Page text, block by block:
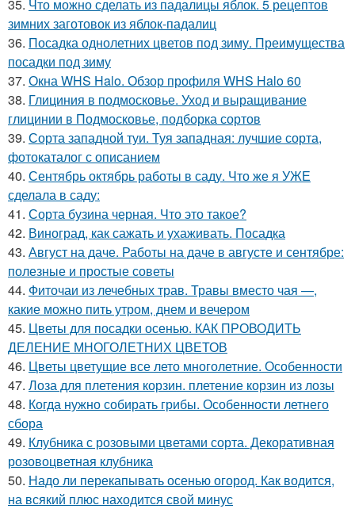
35. Что можно сделать из падалицы яблок. 5 рецептов
зимних заготовок из яблок-падалиц
36. Посадка однолетних цветов под зиму. Преимущества
посадки под зиму
37. Окна WHS Halo. Обзор профиля WHS Halo 60
38. Глициния в подмосковье. Уход и выращивание
глицинии в Подмосковье, подборка сортов
39. Сорта западной туи. Туя западная: лучшие сорта,
фотокаталог с описанием
40. Сентябрь октябрь работы в саду. Что же я УЖЕ
сделала в саду:
41. Сорта бузина черная. Что это такое?
42. Виноград, как сажать и ухаживать. Посадка
43. Август на даче. Работы на даче в августе и сентябре:
полезные и простые советы
44. Фиточаи из лечебных трав. Травы вместо чая —,
какие можно пить утром, днем и вечером
45. Цветы для посадки осенью. КАК ПРОВОДИТЬ
ДЕЛЕНИЕ МНОГОЛЕТНИХ ЦВЕТОВ
46. Цветы цветущие все лето многолетние. Особенности
47. Лоза для плетения корзин. плетение корзин из лозы
48. Когда нужно собирать грибы. Особенности летнего
сбора
49. Клубника с розовыми цветами сорта. Декоративная
розовоцветная клубника
50. Надо ли перекапывать осенью огород. Как водится,
на всякий плюс находится свой минус